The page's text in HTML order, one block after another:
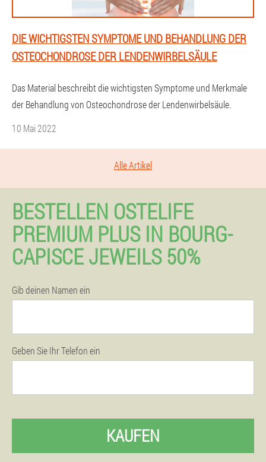
DIE WICHTIGSTEN SYMPTOME UND BEHANDLUNG DER
OSTEOCHONDROSE DER LENDENWIRBELSÄULE
Das Material beschreibt die wichtigsten Symptome und Merkmale
der Behandlung von Osteochondrose der Lendenwirbelsäule.
10 Mai 2022
Alle Artikel
BESTELLEN OSTELIFE
PREMIUM PLUS IN BOURG-
CAPISCE JEWEILS 50%
Gib deinen Namen ein
Geben Sie Ihr Telefon ein
KAUFEN